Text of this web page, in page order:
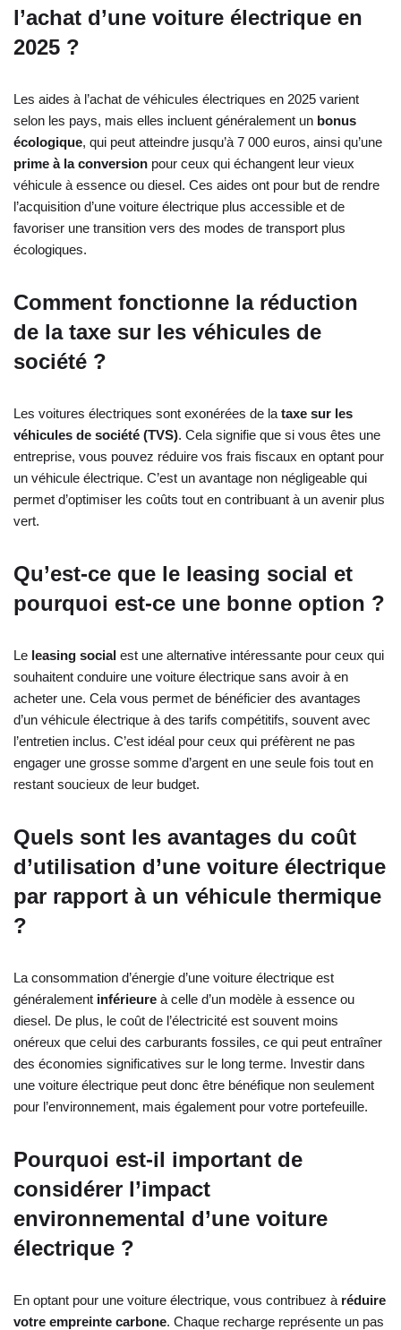
l’achat d’une voiture électrique en
2025 ?
Les aides à l’achat de véhicules électriques en 2025 varient
selon les pays, mais elles incluent généralement un bonus
écologique, qui peut atteindre jusqu’à 7 000 euros, ainsi qu’une
prime à la conversion pour ceux qui échangent leur vieux
véhicule à essence ou diesel. Ces aides ont pour but de rendre
l’acquisition d’une voiture électrique plus accessible et de
favoriser une transition vers des modes de transport plus
écologiques.
Comment fonctionne la réduction
de la taxe sur les véhicules de
société ?
Les voitures électriques sont exonérées de la taxe sur les
véhicules de société (TVS). Cela signifie que si vous êtes une
entreprise, vous pouvez réduire vos frais fiscaux en optant pour
un véhicule électrique. C’est un avantage non négligeable qui
permet d’optimiser les coûts tout en contribuant à un avenir plus
vert.
Qu’est-ce que le leasing social et
pourquoi est-ce une bonne option ?
Le leasing social est une alternative intéressante pour ceux qui
souhaitent conduire une voiture électrique sans avoir à en
acheter une. Cela vous permet de bénéficier des avantages
d’un véhicule électrique à des tarifs compétitifs, souvent avec
l’entretien inclus. C’est idéal pour ceux qui préfèrent ne pas
engager une grosse somme d’argent en une seule fois tout en
restant soucieux de leur budget.
Quels sont les avantages du coût
d’utilisation d’une voiture électrique
par rapport à un véhicule thermique
?
La consommation d’énergie d’une voiture électrique est
généralement inférieure à celle d’un modèle à essence ou
diesel. De plus, le coût de l’électricité est souvent moins
onéreux que celui des carburants fossiles, ce qui peut entraîner
des économies significatives sur le long terme. Investir dans
une voiture électrique peut donc être bénéfique non seulement
pour l’environnement, mais également pour votre portefeuille.
Pourquoi est-il important de
considérer l’impact
environnemental d’une voiture
électrique ?
En optant pour une voiture électrique, vous contribuez à réduire
votre empreinte carbone. Chaque recharge représente un pas